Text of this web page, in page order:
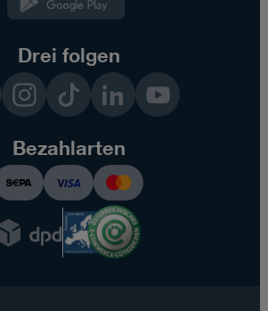
Drei folgen
LinkedInYouTube
Bezahlarten